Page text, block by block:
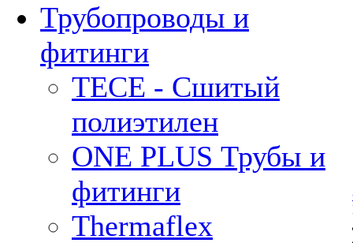
Трубопроводы и
фитинги
ТЕСЕ - Сшитый
полиэтилен
ONE PLUS Трубы и
фитинги
Thermaflex